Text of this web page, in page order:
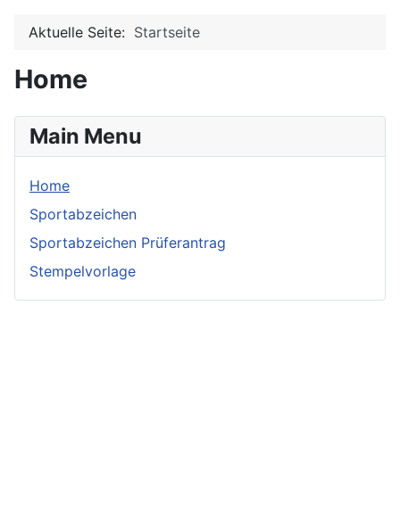
Aktuelle Seite: Startseite
Home
Main Menu
Home
Sportabzeichen
Sportabzeichen Prüferantrag
Stempelvorlage